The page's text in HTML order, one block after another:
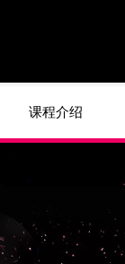
课程介绍